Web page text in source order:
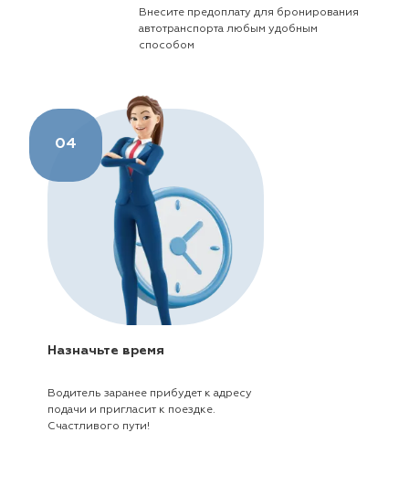
Внесите предоплату для бронирования
автотранспорта любым удобным
способом
04
Назначьте время
Водитель заранее прибудет к адресу
подачи и пригласит к поездке.
Счастливого пути!